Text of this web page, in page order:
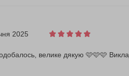
2025
велике дякую 🩷🩷🩷